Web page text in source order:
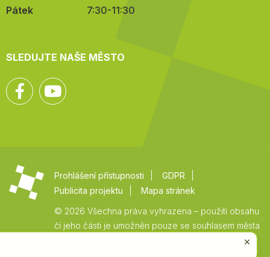
Pátek
7:30-11:30
SLEDUJTE NAŠE MĚSTO
Facebook
Prohlášení přístupnosti
GDPR
Publicita projektu
Mapa stránek
© 2026 Všechna práva vyhrazena – použití obsahu
či jeho části je umožněn pouze se souhlasem města